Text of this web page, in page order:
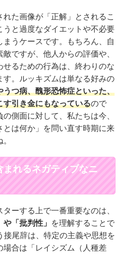
た画像が「正解」とされるこ
うと過度なダイエットや不必要
うケースです。もちろん、自
ですが、他人からの評価や、
るための行為は、終わりのな
。ルッキズムは単なる好みの
うつ病、醜形恐怖症といった、
す引き金にもなっているので
側面に対して、私たちは今、
は何か」を問い直す時期に来
れるネガティブなニ
ーする上で一番重要なのは、
や「批判性」 を理解することで
尾辞は、特定の主義や思想を
合は「レイシズム（人種差